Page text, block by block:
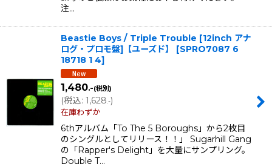
注…
Beastie Boys / Triple Trouble [12inch アナ
ログ・プロモ盤]【ユーズド】
[SPRO7087 6
18718 1 4]
1,480.-(税別)
(税込: 1,628.-)
在庫わずか
6thアルバム「To The 5 Boroughs」から2枚目
のシングルとしてリリース！！」 Sugarhill Gang
の「Rapper's Delight」を大量にサンプリング。
Double T…